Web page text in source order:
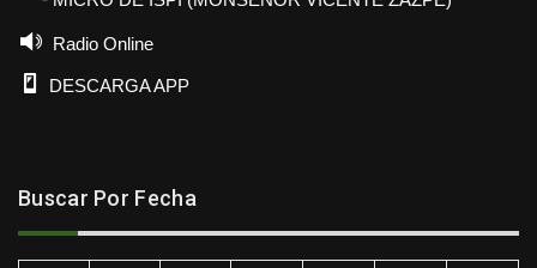
Radio Online
DESCARGA APP
Buscar Por Fecha